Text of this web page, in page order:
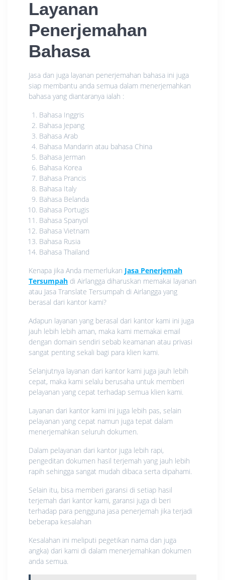
Layanan
Penerjemahan
Bahasa
Jasa dan juga layanan penerjemahan bahasa ini juga
siap membantu anda semua dalam menerjemahkan
bahasa yang diantaranya ialah :
Bahasa Inggris
Bahasa Jepang
Bahasa Arab
Bahasa Mandarin atau bahasa China
Bahasa Jerman
Bahasa Korea
Bahasa Prancis
Bahasa Italy
Bahasa Belanda
Bahasa Portugis
Bahasa Spanyol
Bahasa Vietnam
Bahasa Rusia
Bahasa Thailand
Kenapa jika Anda memerlukan Jasa Penerjemah
Tersumpah di Airlangga diharuskan memakai layanan
atau Jasa Translate Tersumpah di Airlangga yang
berasal dari kantor kami?
Adapun layanan yang berasal dari kantor kami ini juga
jauh lebih lebih aman, maka kami memakai email
dengan domain sendiri sebab keamanan atau privasi
sangat penting sekali bagi para klien kami.
Selanjutnya layanan dari kantor kami juga jauh lebih
cepat, maka kami selalu berusaha untuk memberi
pelayanan yang cepat terhadap semua klien kami.
Layanan dari kantor kami ini juga lebih pas, selain
pelayanan yang cepat namun juga tepat dalam
menerjemahkan seluruh dokumen.
Dalam pelayanan dari kantor juga lebih rapi,
pengeditan dokumen hasil terjemah yang jauh lebih
rapih sehingga sangat mudah dibaca serta dipahami.
Selain itu, bisa memberi garansi di setiap hasil
terjemah dari kantor kami, garansi juga di beri
terhadap para pengguna jasa penerjemah jika terjadi
beberapa kesalahan
Kesalahan ini meliputi pegetikan nama dan juga
angka) dari kami di dalam menerjemahkan dokumen
anda semua.